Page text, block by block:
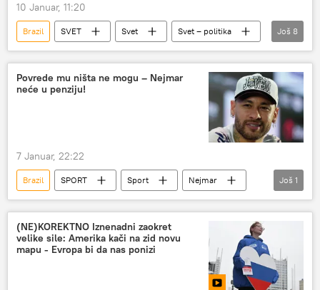
10 Januar, 11:20
Brazil SVET Svet
Svet – politika
SAD
Donald Tramp
Venecuela
kolonijalizam
Meksiko
Kolumbija
BRIKS
Još 8
Povrede mu ništa ne mogu – Nejmar
neće u penziju!
7 Januar, 22:22
Brazil SPORT Sport
Nejmar
Fudbal
Još 1
(NE)KOREKTNO Iznenadni zaokret
velike sile: Amerika kači na zid novu
mapu - Evropa bi da nas ponizi